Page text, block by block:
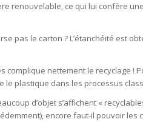
renouvelable, ce qui lui confère
pas le carton ? L’étanchéité est
complique nettement le recyclage
le plastique dans les processus
d’objet s’affichent «
encore faut-il pouvoir